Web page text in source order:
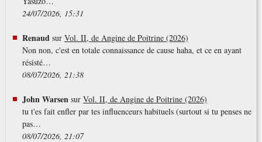
24/07/2026, 15:31
Renaud sur Vol. II, de Angine de Poitrine (2026)
Non non, c'est en totale connaissance de cause haha, et ce en ayant
résisté…
08/07/2026, 21:38
John Warsen sur Vol. II, de Angine de Poitrine (2026)
tu t'es fait enfler par tes influenceurs habituels (surtout si tu penses ne
pas…
08/07/2026, 21:07